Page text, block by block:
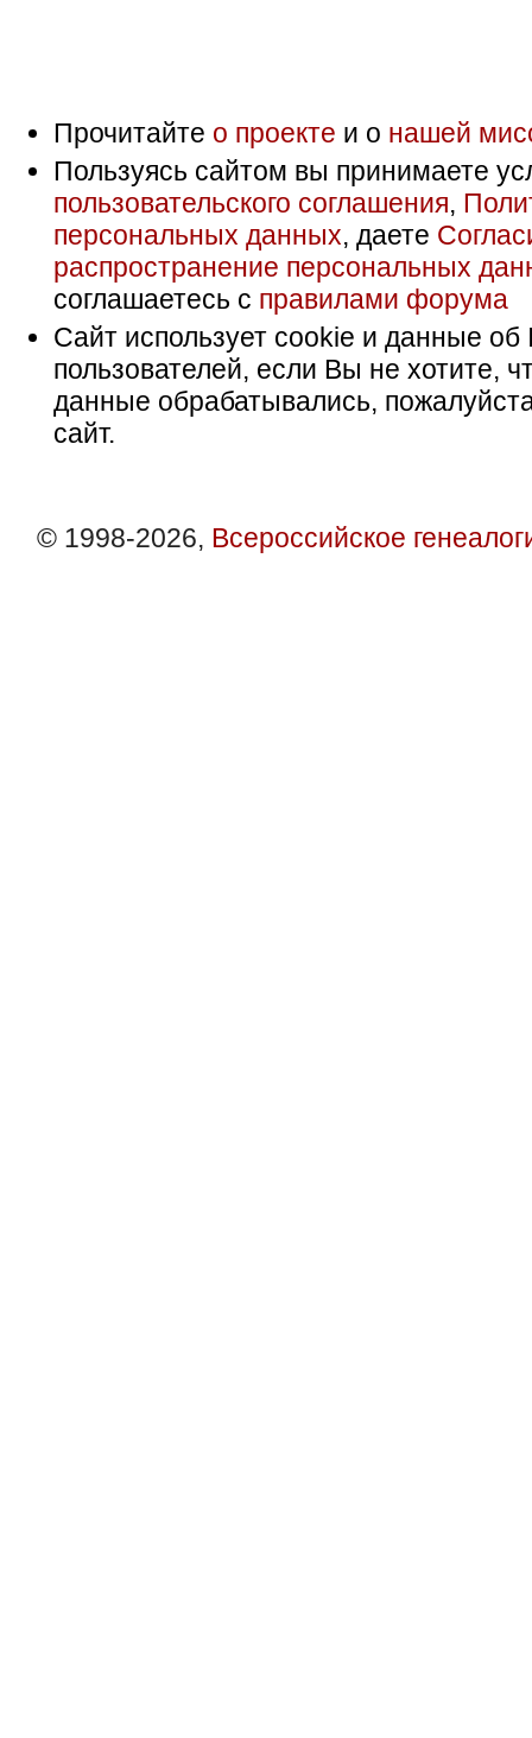
Прочитайте о проекте и о нашей
Пользуясь сайтом вы принимаете
пользовательского соглашения,
персональных данных, даете
распространение персональных
соглашаетесь с правилами форума
Сайт использует cookie и данные об
пользователей, если Вы не хотите,
данные обрабатывались,
сайт.
© 1998-2026, Всероссийское